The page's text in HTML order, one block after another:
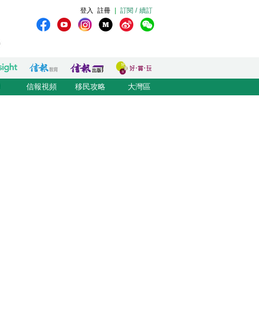
訂閱 / 續訂
註冊
登入
信報視頻 移民攻略 大灣區